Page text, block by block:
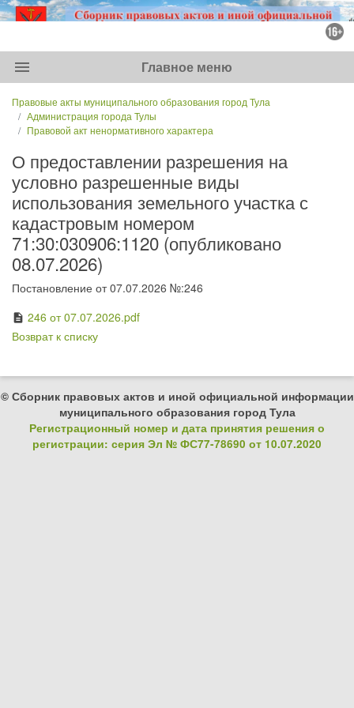
menu Главное меню
Правовые акты муниципального образования город Тула
Администрация города Тулы
Правовой акт ненормативного характера
О предоставлении разрешения на
условно разрешенные виды
использования земельного участка с
кадастровым номером
71:30:030906:1120 (опубликовано
08.07.2026)
Постановление от 07.07.2026 №:246
description 246 от 07.07.2026.pdf
Возврат к списку
© Сборник правовых актов и иной официальной информации
муниципального образования город Тула
Регистрационный номер и дата принятия решения о
регистрации: серия Эл № ФС77-78690 от 10.07.2020